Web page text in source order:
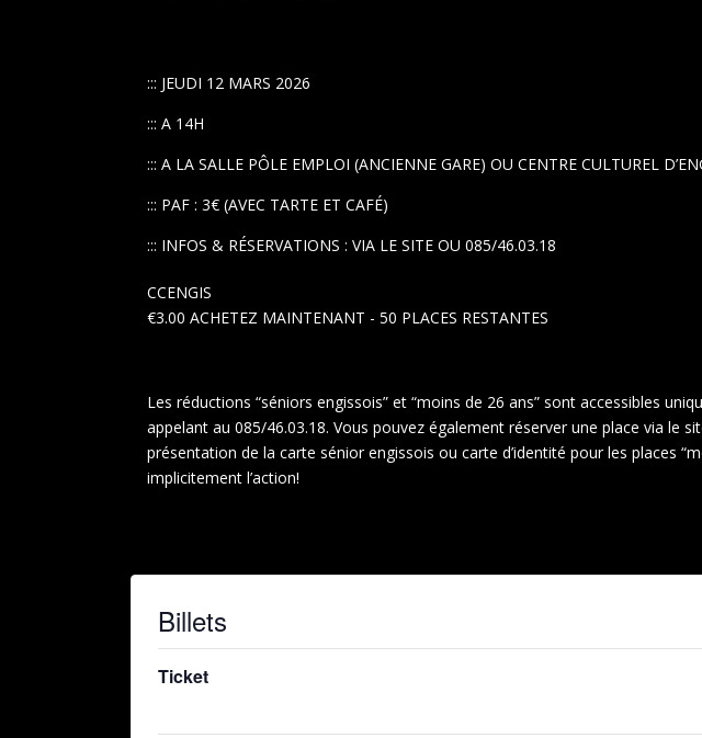
::: JEUDI 12 MARS 2026
::: A 14H
::: A LA SALLE PÔLE EMPLOI (ANCIENNE GARE) OU CENTRE CULTUREL
::: PAF : 3€ (AVEC TARTE ET CAFÉ)
::: INFOS & RÉSERVATIONS : VIA LE SITE OU 085/46.03.18
CCENGIS
€3.00ACHETEZ MAINTENANT - 50 PLACES RESTANTES
Les réductions “séniors engissois” et “moins de 26 ans” sont accessibles
appelant au 085/46.03.18. Vous pouvez également réserver une place via le
présentation de la carte sénior engissois ou carte d’identité pour les places
implicitement l’action!
Billets
Ticket